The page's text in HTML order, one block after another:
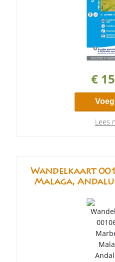
€
Lees
Wandelkaart
Malaga,